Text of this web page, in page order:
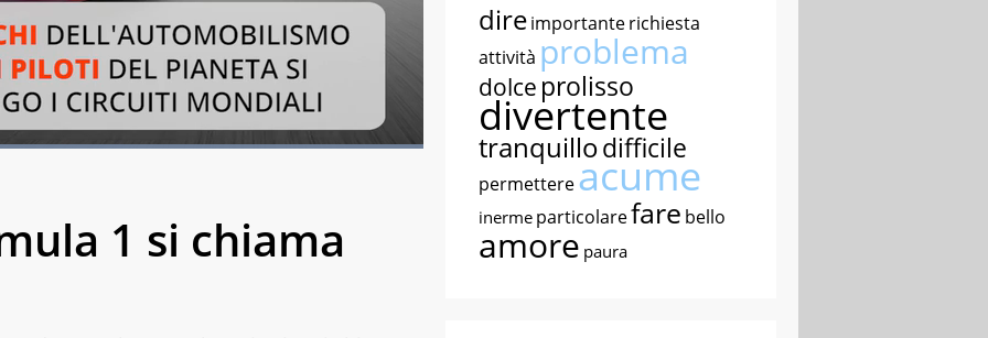
Loaded:100.00%
1 si chiama
direimportanterichiesta
attività problema
dolce prolisso
divertente
tranquillodifficile
permettereacume
inerme particolarefare bello
amore paura